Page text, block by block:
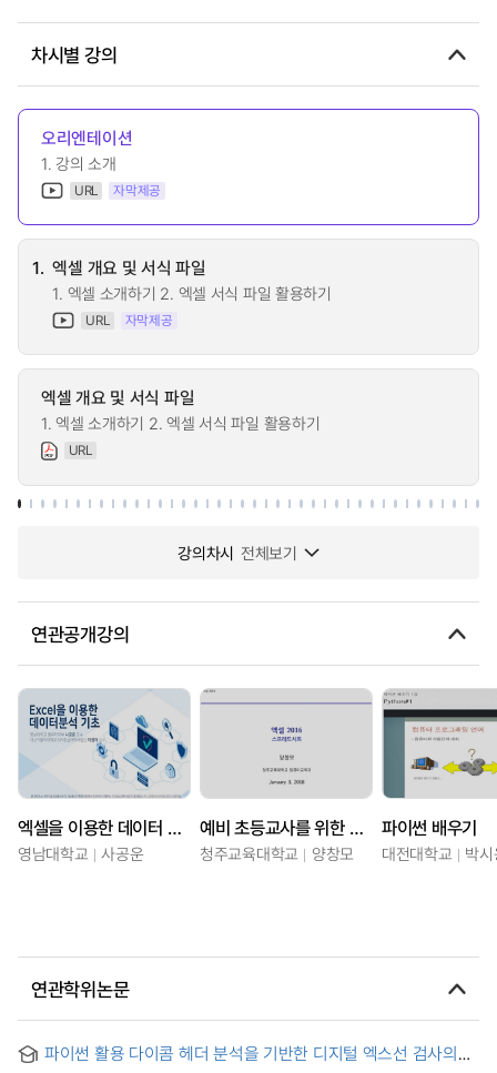
차시별 강의
오리엔테이션
1. 강의 소개
URL 자막제공
1. 엑셀 개요 및 서식 파일
1. 엑셀 소개하기 2. 엑셀 서식 파일 활용하기
URL 자막제공
엑셀 개요 및 서식 파일
1. 엑셀 소개하기 2. 엑셀 서식 파일 활용하기
URL
강의차시 전체보기
연관공개강의
엑셀을 이용한 데이터 분석 기초
영남대학교 사공운
예비 초등교사를 위한 엑셀
청주교육대학교 양창모
파이썬 배우기
대전대학교 박
연관학위논문
파이썬 활용 다이콤 헤더 분석을 기반한 디지털 엑스선 검사의